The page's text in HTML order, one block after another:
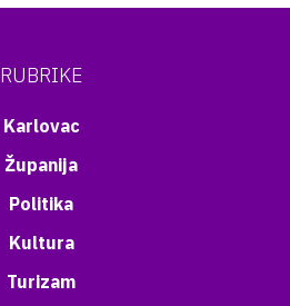
RUBRIKE
Karlovac
Županija
Politika
Kultura
Turizam